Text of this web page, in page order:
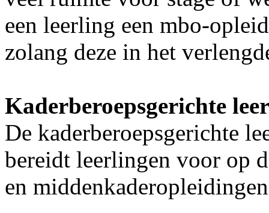
een leerling een mbo-
zolang deze in het
Kaderberoepsgerichte
De kaderberoepsgerichte
bereidt leerlingen voor op
en